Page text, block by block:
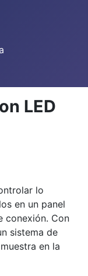
LED
lo
en un panel
conexión. Con
sistema de
en la